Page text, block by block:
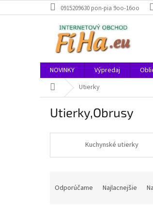
na
0915209630 pon-pia 9oo-16oo
NOVINKY Výpredaj
DomovUtierky
Utierky,Obrusy
Kuchynské utierky
Odporúčame Najlacnejšie